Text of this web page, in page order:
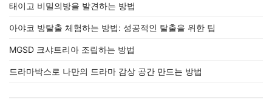
태이고 비밀의방을 발견하는 방법
아야코 방탈출 체험하는 방법: 성공적인 탈출을 위한 팁
MGSD 크샤트리아 조립하는 방법
드라마박스로 나만의 드라마 감상 공간 만드는 방법